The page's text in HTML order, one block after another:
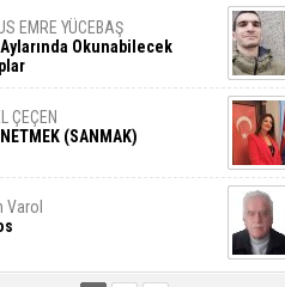
EMRE YÜCEBAŞ
Okunabilecek
ÇEÇEN
(SANMAK)
Varol